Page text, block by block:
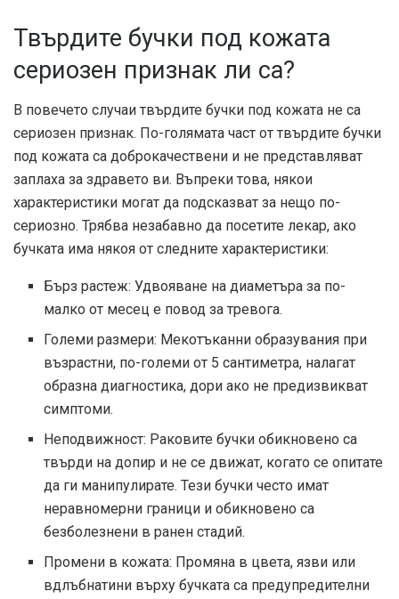
Твърдите бучки под кожата
сериозен признак ли са?
В повечето случаи твърдите бучки под кожата не са
сериозен признак. По-голямата част от твърдите бучки
под кожата са доброкачествени и не представляват
заплаха за здравето ви. Въпреки това, някои
характеристики могат да подсказват за нещо по-
сериозно. Трябва незабавно да посетите лекар, ако
бучката има някоя от следните характеристики:
Бърз растеж: Удвояване на диаметъра за по-
малко от месец е повод за тревога.
Големи размери: Мекотъканни образувания при
възрастни, по-големи от 5 сантиметра, налагат
образна диагностика, дори ако не предизвикват
симптоми.
Неподвижност: Раковите бучки обикновено са
твърди на допир и не се движат, когато се опитате
да ги манипулирате. Тези бучки често имат
неравномерни граници и обикновено са
безболезнени в ранен стадий.
Промени в кожата: Промяна в цвета, язви или
вдлъбнатини върху бучката са предупредителни